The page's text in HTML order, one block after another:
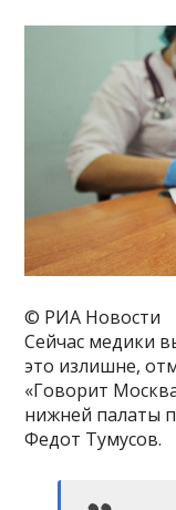
© РИА Новости
Сейчас медики
это излишне,
«Говорит
нижней палаты
Федот Тумусов.